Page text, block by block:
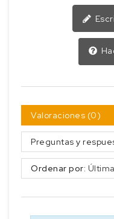
Valoraciones (0)
Preguntas y
Ordenar por: Última